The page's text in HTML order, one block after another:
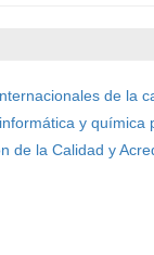
de la
y química
de la Calidad y